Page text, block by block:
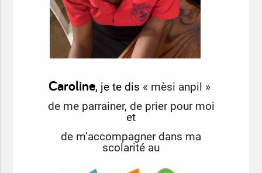
Caroline, je te dis « mèsi anpil »
de me parrainer, de prier pour moi
et
de m’accompagner dans ma
scolarité au